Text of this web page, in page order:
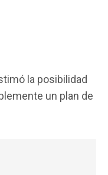
la posibilidad
un plan de